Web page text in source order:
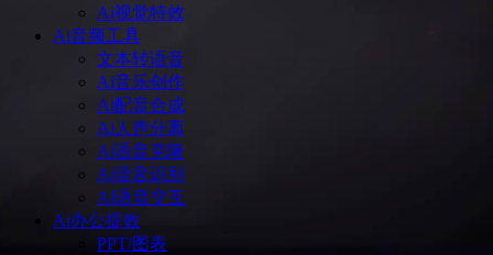
Ai视觉特效
Ai音频工具
文本转语音
Ai音乐创作
Ai配音合成
Ai人声分离
Ai语音克隆
Ai语音识别
AI语音交互
Ai办公提效
PPT/图表